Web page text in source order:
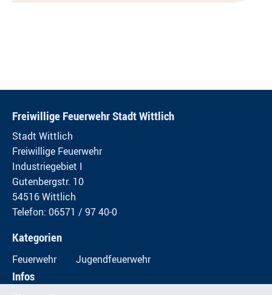
Freiwillige Feuerwehr Stadt Wittlich
Stadt Wittlich
Freiwillige Feuerwehr
Industriegebiet I
Gutenbergstr. 10
54516 Wittlich
Telefon: 06571 / 97 40-0
Kategorien
Feuerwehr Jugendfeuerwehr
Infos